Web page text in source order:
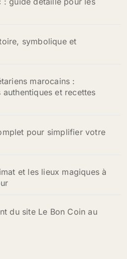
symbolique et
marocains :
et recettes
pour simplifier votre
et les lieux magiques à
du site Le Bon Coin au